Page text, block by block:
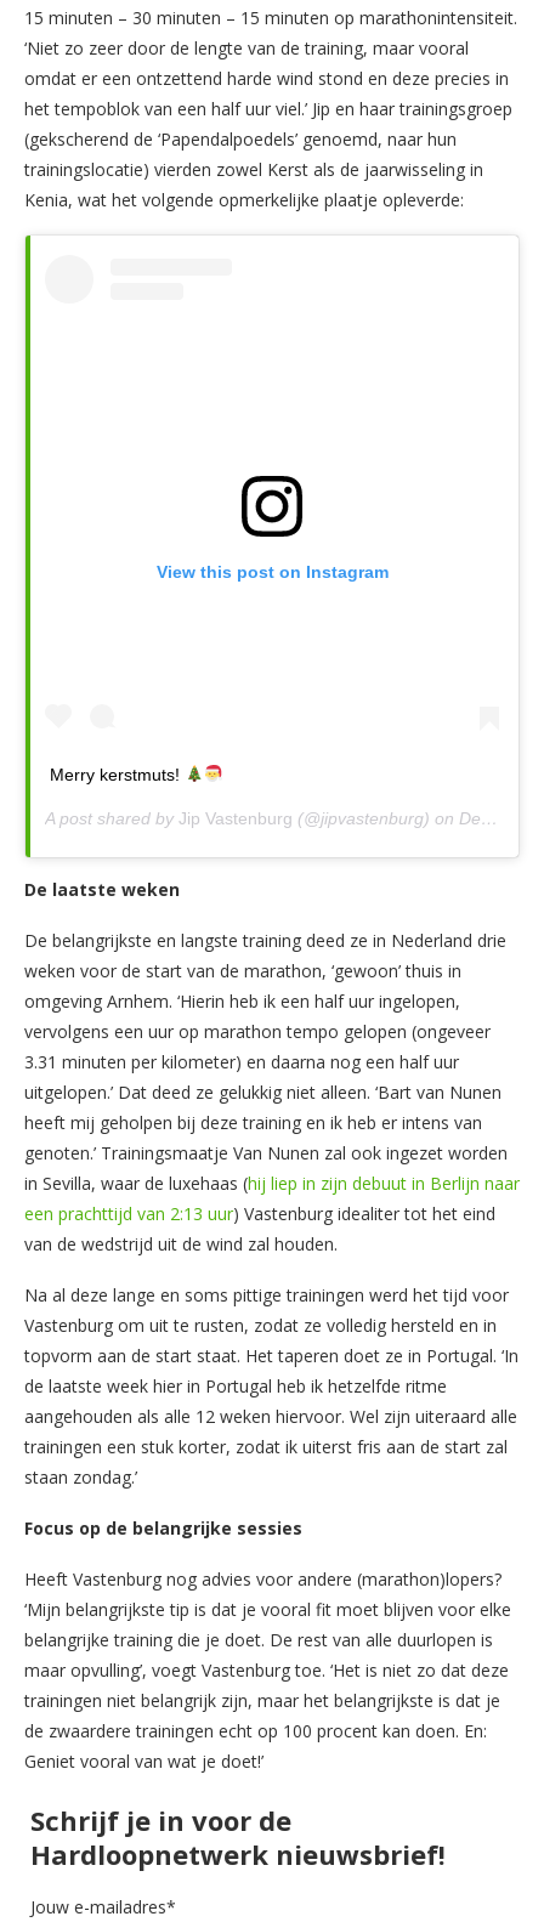
15 minuten – 30 minuten – 15 minuten op marathonintensiteit.
‘Niet zo zeer door de lengte van de training, maar vooral
omdat er een ontzettend harde wind stond en deze precies in
het tempoblok van een half uur viel.’ Jip en haar trainingsgroep
(gekscherend de ‘Papendalpoedels’ genoemd, naar hun
trainingslocatie) vierden zowel Kerst als de jaarwisseling in
Kenia, wat het volgende opmerkelijke plaatje opleverde:
View this post on Instagram
Merry kerstmuts!
A post shared by Jip Vastenburg (@jipvastenburg) on Dec 24, 2018 at 8:57pm PST
De laatste weken
De belangrijkste en langste training deed ze in Nederland drie
weken voor de start van de marathon, ‘gewoon’ thuis in
omgeving Arnhem. ‘Hierin heb ik een half uur ingelopen,
vervolgens een uur op marathon tempo gelopen (ongeveer
3.31 minuten per kilometer) en daarna nog een half uur
uitgelopen.’ Dat deed ze gelukkig niet alleen. ‘Bart van Nunen
heeft mij geholpen bij deze training en ik heb er intens van
genoten.’ Trainingsmaatje Van Nunen zal ook ingezet worden
in Sevilla, waar de luxehaas (hij liep in zijn debuut in Berlijn naar
een prachttijd van 2:13 uur) Vastenburg idealiter tot het eind
van de wedstrijd uit de wind zal houden.
Na al deze lange en soms pittige trainingen werd het tijd voor
Vastenburg om uit te rusten, zodat ze volledig hersteld en in
topvorm aan de start staat. Het taperen doet ze in Portugal. ‘In
de laatste week hier in Portugal heb ik hetzelfde ritme
aangehouden als alle 12 weken hiervoor. Wel zijn uiteraard alle
trainingen een stuk korter, zodat ik uiterst fris aan de start zal
staan zondag.’
Focus op de belangrijke sessies
Heeft Vastenburg nog advies voor andere (marathon)lopers?
‘Mijn belangrijkste tip is dat je vooral fit moet blijven voor elke
belangrijke training die je doet. De rest van alle duurlopen is
maar opvulling’, voegt Vastenburg toe. ‘Het is niet zo dat deze
trainingen niet belangrijk zijn, maar het belangrijkste is dat je
de zwaardere trainingen echt op 100 procent kan doen. En:
Geniet vooral van wat je doet!’
Schrijf je in voor de
Hardloopnetwerk nieuwsbrief!
Jouw e-mailadres*